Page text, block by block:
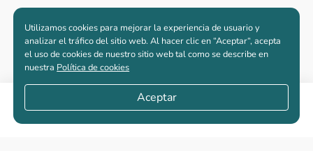
Compartir
Apartamentos nuevos
Utilizamos cookies para mejorar la experiencia de usuario y
analizar el tráfico del sitio web. Al hacer clic en “Aceptar“, acepta
el uso de cookies de nuestro sitio web tal como se describe en
nuestra Política de cookies
Aceptar